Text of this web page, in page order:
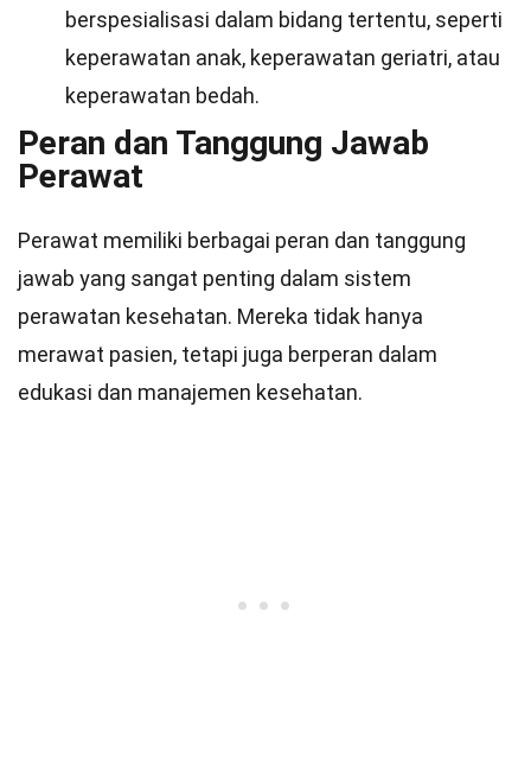
berspesialisasi dalam bidang tertentu, seperti
keperawatan anak, keperawatan geriatri, atau
keperawatan bedah.
Peran dan Tanggung Jawab
Perawat
Perawat memiliki berbagai peran dan tanggung
jawab yang sangat penting dalam sistem
perawatan kesehatan. Mereka tidak hanya
merawat pasien, tetapi juga berperan dalam
edukasi dan manajemen kesehatan.